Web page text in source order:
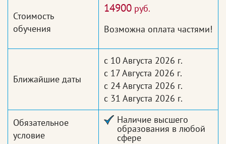
Стоимость
обучения
14900 руб.
Возможна оплата частями!
Ближайшие даты
с 10 Августа 2026 г.
с 17 Августа 2026 г.
с 24 Августа 2026 г.
с 31 Августа 2026 г.
Обязательное
условие
Наличие высшего
образования в любой
сфере